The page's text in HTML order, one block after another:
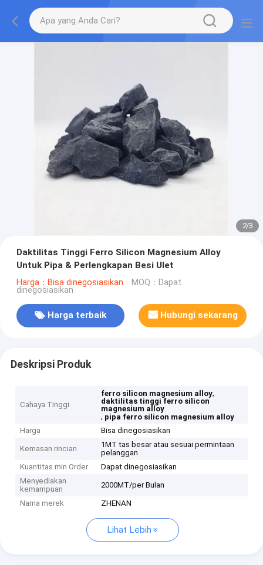
2/3
Daktilitas Tinggi Ferro Silicon Magnesium Alloy
Untuk Pipa & Perlengkapan Besi Ulet
Harga：Bisa dinegosiasikan MOQ：Dapat
dinegosiasikan
Harga terbaik Hubungi sekarang
Deskripsi Produk
Cahaya Tinggi
ferro silicon magnesium alloy,
daktilitas tinggi ferro silicon
magnesium alloy
, pipa ferro silicon magnesium alloy
Harga
Bisa dinegosiasikan
Kemasan rincian
1MT tas besar atau sesuai permintaan
pelanggan
Kuantitas min Order
Dapat dinegosiasikan
Menyediakan
kemampuan
2000MT/per Bulan
Nama merek ZHENAN
Lihat Lebih